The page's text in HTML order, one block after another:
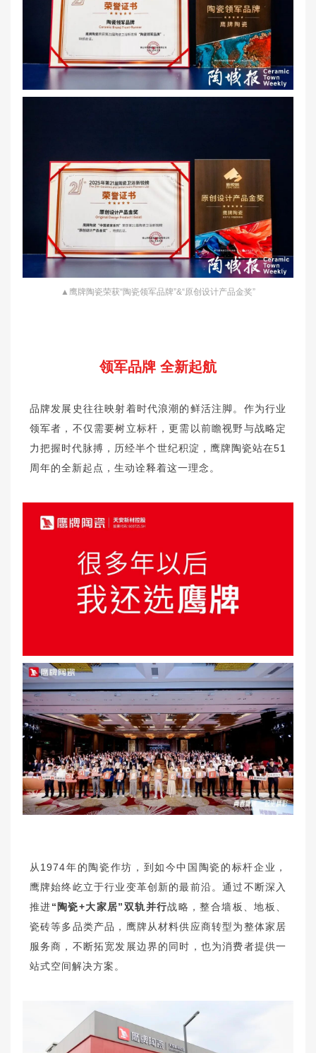
▲鹰牌陶瓷荣获“陶瓷领军品牌”&“原创设计产品金奖”
领军品牌 全新起航
品牌发展史往往映射着时代浪潮的鲜活注脚。作为行业
领军者，不仅需要树立标杆，更需以前瞻视野与战略定
力把握时代脉搏，历经半个世纪积淀，鹰牌陶瓷站在51
周年的全新起点，生动诠释着这一理念。
从1974年的陶瓷作坊，到如今中国陶瓷的标杆企业，
鹰牌始终屹立于行业变革创新的最前沿。通过不断深入
推进“陶瓷+大家居”双轨并行战略，整合墙板、地板、
瓷砖等多品类产品，鹰牌从材料供应商转型为整体家居
服务商，不断拓宽发展边界的同时，也为消费者提供一
站式空间解决方案。